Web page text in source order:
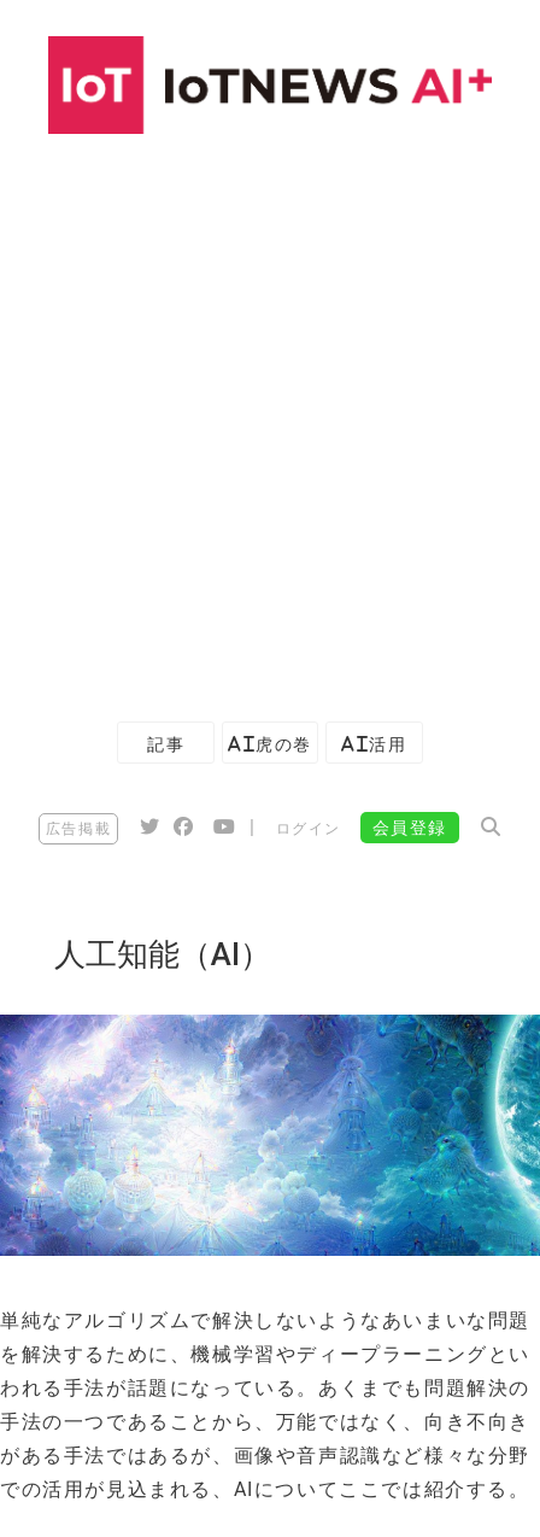
記事 AI虎の巻 AI活用
広告掲載 ログイン 会員登録
人工知能（AI）
単純なアルゴリズムで解決しないようなあいまいな問題
を解決するために、機械学習やディープラーニングとい
われる手法が話題になっている。あくまでも問題解決の
手法の一つであることから、万能ではなく、向き不向き
がある手法ではあるが、画像や音声認識など様々な分野
での活用が見込まれる、AIについてここでは紹介する。